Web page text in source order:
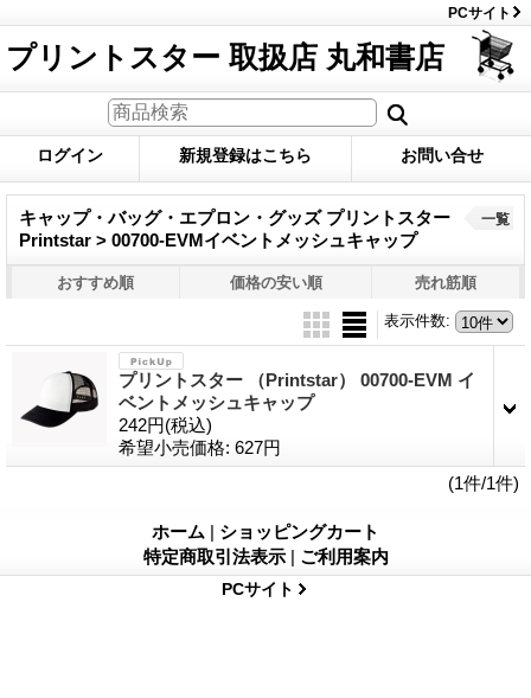
PCサイト
プリントスター 取扱店 丸和書店
ログイン 新規登録はこちら お問い合せ
キャップ・バッグ・エプロン・グッズ プリントスター
Printstar > 00700-EVMイベントメッシュキャップ
一覧
おすすめ順 価格の安い順 売れ筋順
表示件数:
プリントスター （Printstar） 00700-EVM イ
ベントメッシュキャップ
242円(税込)
希望小売価格: 627円
(1件/1件)
ホーム | ショッピングカート
特定商取引法表示 | ご利用案内
PCサイト